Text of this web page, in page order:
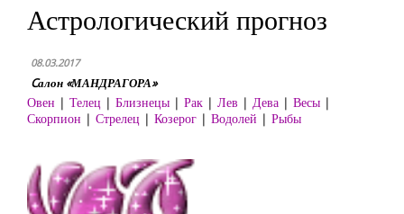
Астрологический прогноз
08.03.2017
Cалон «МАНДРАГОРА»
Овен | Телец | Близнецы | Рак | Лев | Дева | Весы |
Скорпион | Стрелец | Козерог | Водолей | Рыбы